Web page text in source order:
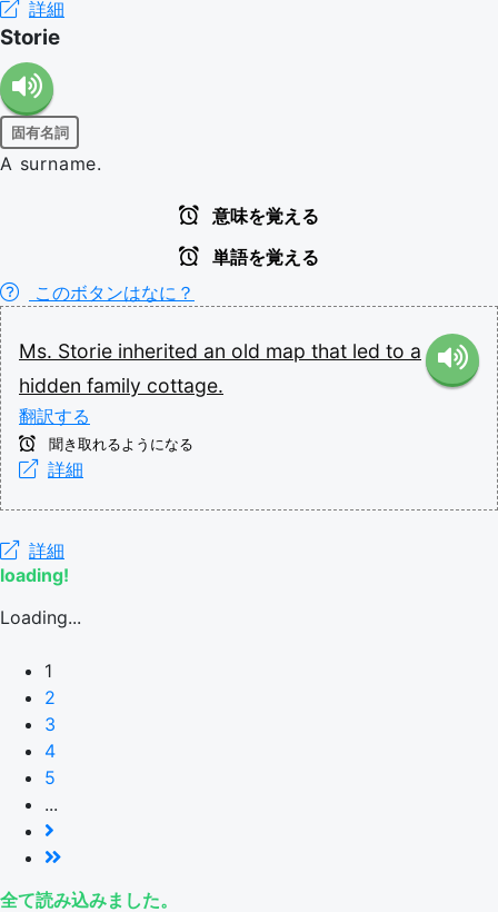
詳細
Storie
固有名詞
A surname.
意味を覚える
単語を覚える
このボタンはなに？
Ms. Storie inherited an old map that led to a
hidden family cottage.
翻訳する
聞き取れるようになる
詳細
詳細
loading!
Loading...
1
2
3
4
5
...
全て読み込みました。